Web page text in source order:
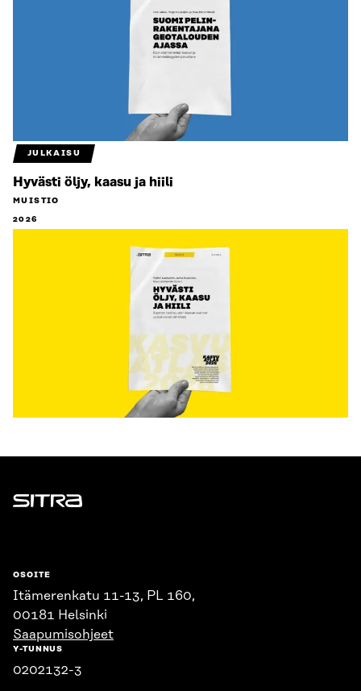
JULKAISU
Hyvästi öljy, kaasu ja hiili
MUISTIO
2026
Sitra
OSOITE
Itämerenkatu 11-13, PL 160,
00181 Helsinki
Saapumisohjeet
Y-TUNNUS
0202132-3